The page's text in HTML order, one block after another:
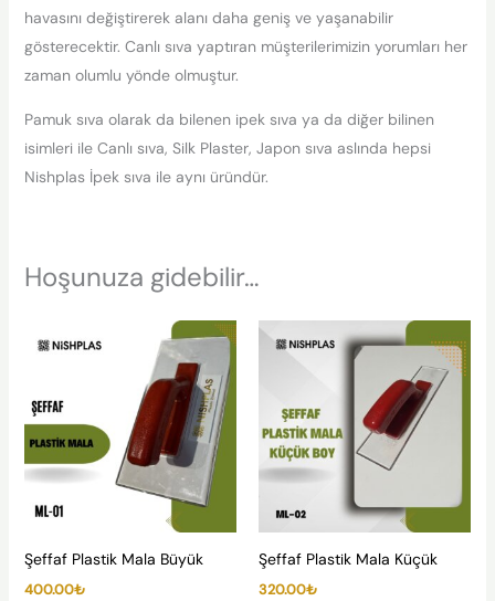
havasını değiştirerek alanı daha geniş ve yaşanabilir
gösterecektir. Canlı sıva yaptıran müşterilerimizin yorumları her
zaman olumlu yönde olmuştur.
Pamuk sıva olarak da bilenen ipek sıva ya da diğer bilinen
isimleri ile Canlı sıva, Silk Plaster, Japon sıva aslında hepsi
Nishplas İpek sıva ile aynı üründür.
Hoşunuza gidebilir…
Şeffaf Plastik Mala Büyük
400.00₺
Şeffaf Plastik Mala Küçük
320.00₺